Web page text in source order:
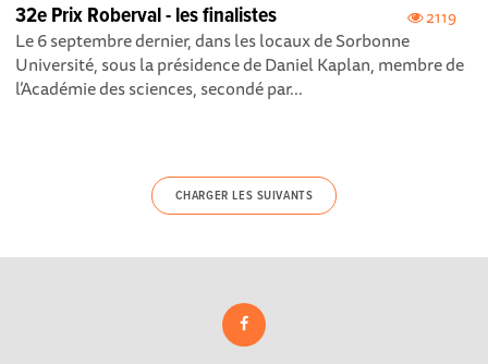
2119
32e Prix Roberval - les finalistes
Le 6 septembre dernier, dans les locaux de Sorbonne
Université, sous la présidence de Daniel Kaplan, membre de
l’Académie des sciences, secondé par...
CHARGER LES SUIVANTS